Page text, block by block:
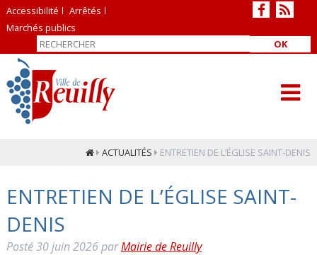
Accessibilité
Arrêtés
Marchés publics
OK
ACTUALITÉS ENTRETIEN DE L’ÉGLISE SAINT-DENIS
ENTRETIEN DE L’ÉGLISE SAINT-
DENIS
Posté30 juin 2026parMairie de Reuilly